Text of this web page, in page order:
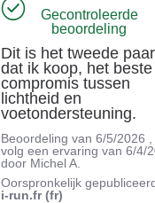
Gecontroleerde
beoordeling
Dit is het tweede paar
dat ik koop, het beste
compromis tussen
lichtheid en
voetondersteuning.
Beoordeling van6/5/2026
volg een ervaring van6/4/
door Michel A.
Oorspronkelijk
i-run.fr (fr)